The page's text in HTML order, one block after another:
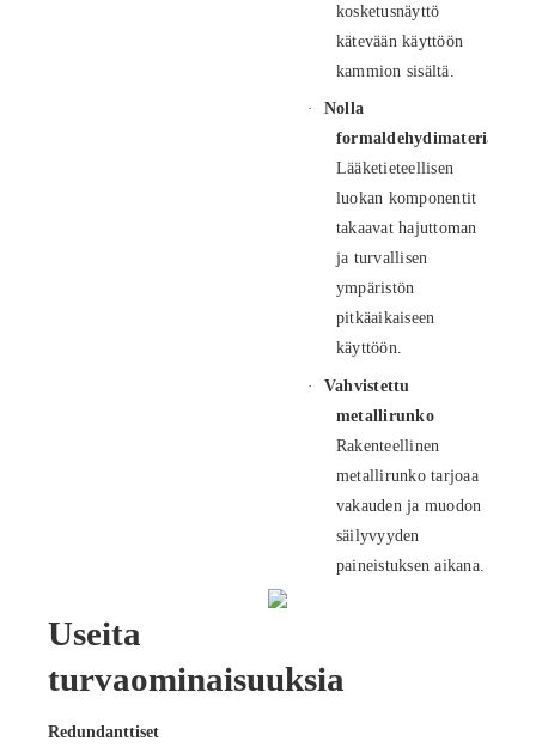
kosketusnäyttö
kätevään käyttöön
kammion sisältä.
·
Nolla
formaldehydimateriaaleja
Lääketieteellisen
luokan komponentit
takaavat hajuttoman
ja turvallisen
ympäristön
pitkäaikaiseen
käyttöön.
·
Vahvistettu
metallirunko
Rakenteellinen
metallirunko tarjoaa
vakauden ja muodon
säilyvyyden
paineistuksen aikana.
Useita
turvaominaisuuksia
Redundanttiset